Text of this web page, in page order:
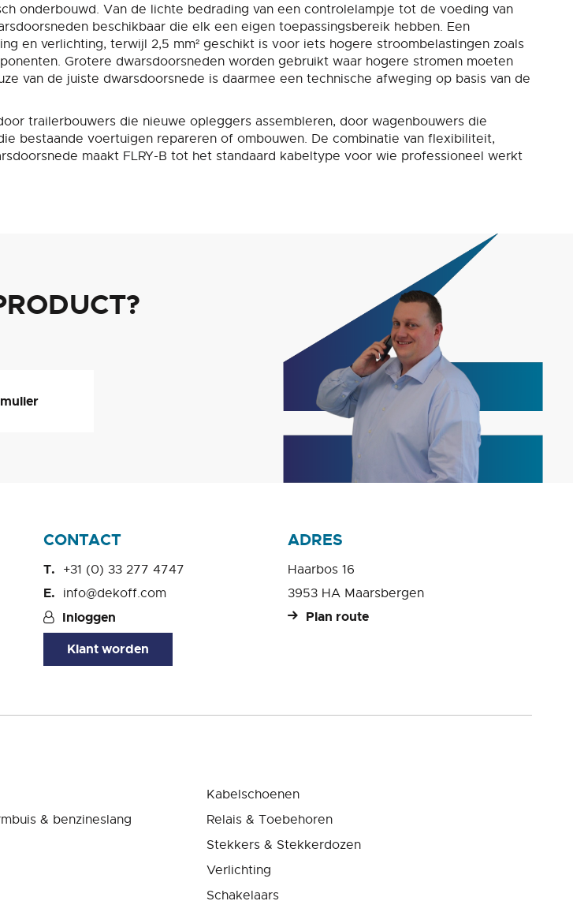
onderbouwd. Van de lichte bedrading van een controlelampje tot de voeding van
beschikbaar die elk een eigen toepassingsbereik hebben. Een
en verlichting, terwijl 2,5 mm² geschikt is voor iets hogere stroombelastingen zoals
Grotere dwarsdoorsneden worden gebruikt waar hogere stromen moeten
van de juiste dwarsdoorsnede is daarmee een technische afweging op basis van de
trailerbouwers die nieuwe opleggers assembleren, door wagenbouwers die
bestaande voertuigen repareren of ombouwen. De combinatie van flexibiliteit,
maakt FLRY-B tot het standaard kabeltype voor wie professioneel werkt
CONTACT
+31 (0) 33 277 4747
info@dekoff.com
Inloggen
Klant worden
ADRES
Haarbos 16
3953 HA Maarsbergen
Plan route
Kabelschoenen
& benzineslang
Relais & Toebehoren
Stekkers & Stekkerdozen
Verlichting
Schakelaars